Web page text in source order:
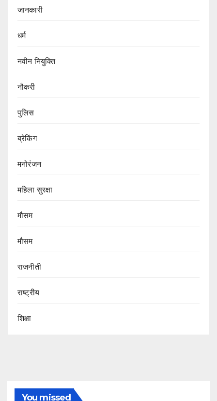
जानकारी
धर्म
नवीन नियुक्ति
नौकरी
पुलिस
ब्रेकिंग
मनोरंजन
महिला सुरक्षा
मौसम
मौसम
राजनीती
राष्ट्रीय
शिक्षा
You missed